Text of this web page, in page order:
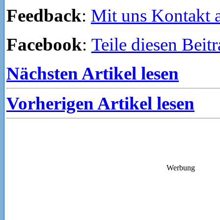
Feedback: Mit uns Kontakt
Facebook: Teile diesen
Nächsten Artikel lesen
Vorherigen Artikel lesen
Werbung